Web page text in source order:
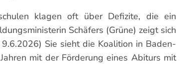
klagen oft über Defizite, die ein
Schäfers (Grüne) zeigt sich
Sie sieht die Koalition in Baden-
mit der Förderung eines Abiturs mit